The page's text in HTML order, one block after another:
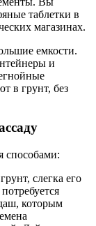
таблетки в
магазинах.
емкости.
и
в грунт, без
способами:
слегка его
которым